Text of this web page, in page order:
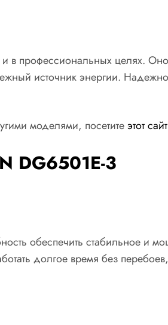
и в профессиональных целях.
источник энергии.
моделями, посетите этот сайт
DG6501E-3
обеспечить стабильное и
долгое время без